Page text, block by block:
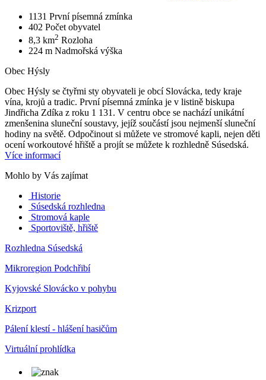
1131 První písemná zmínka
402 Počet obyvatel
8,3 km2 Rozloha
224 m Nadmořská výška
Obec Hýsly
Obec Hýsly se čtyřmi sty obyvateli je obcí Slovácka, tedy kraje
vína, krojů a tradic. První písemná zmínka je v listině biskupa
Jindřicha Zdíka z roku 1 131. V centru obce se nachází unikátní
zmenšenina sluneční soustavy, jejíž součástí jsou nejmenší sluneční
hodiny na světě. Odpočinout si můžete ve stromové kapli, nejen děti
ocení workoutové hřiště a projít se můžete k rozhledně Súsedská.
Více informací
Mohlo by Vás zajímat
Historie
Súsedská rozhledna
Stromová kaple
Sportoviště, hřiště
Rozhledna Súsedská
Mikroregion Podchřibí
Kyjovské Slovácko v pohybu
Krizport
Pálení klestí - hlášení hasičům
Virtuální prohlídka